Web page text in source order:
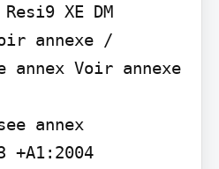
XE DM
annexe /
annex Voir annexe
annex
+A1:2004